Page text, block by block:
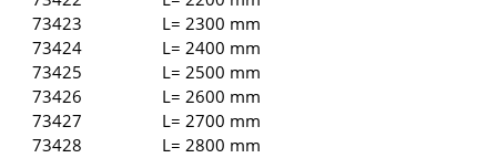
73423
L= 2300 mm
73424
L= 2400 mm
73425
L= 2500 mm
73426
L= 2600 mm
73427
L= 2700 mm
73428
L= 2800 mm